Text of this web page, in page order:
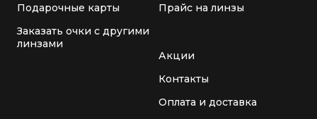
Подарочные карты
Заказать очки с другими
линзами
Прайс на линзы
Акции
Контакты
Оплата и доставка